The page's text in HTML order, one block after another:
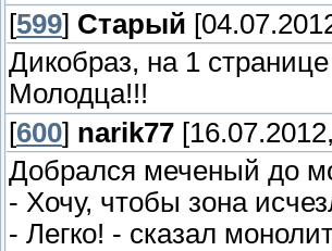
[599] Старый
Дикобраз, на 1
Молодца!!!
[600] narik77
Добрался меченый до
- Хочу, чтобы зона
- Легко! - сказал